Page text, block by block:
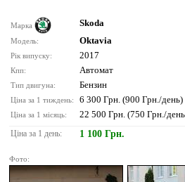
Марка Skoda
Модель: Oktavia
Рік випуску: 2017
Кпп: Автомат
Тип двигуна: Бензин
Ціна за 1 тиждень: 6 300 Грн. (900 Грн./день)
Ціна за 1 місяць: 22 500 Грн. (750 Грн./
Ціна за 1 день: 1 100 Грн.
Фото: